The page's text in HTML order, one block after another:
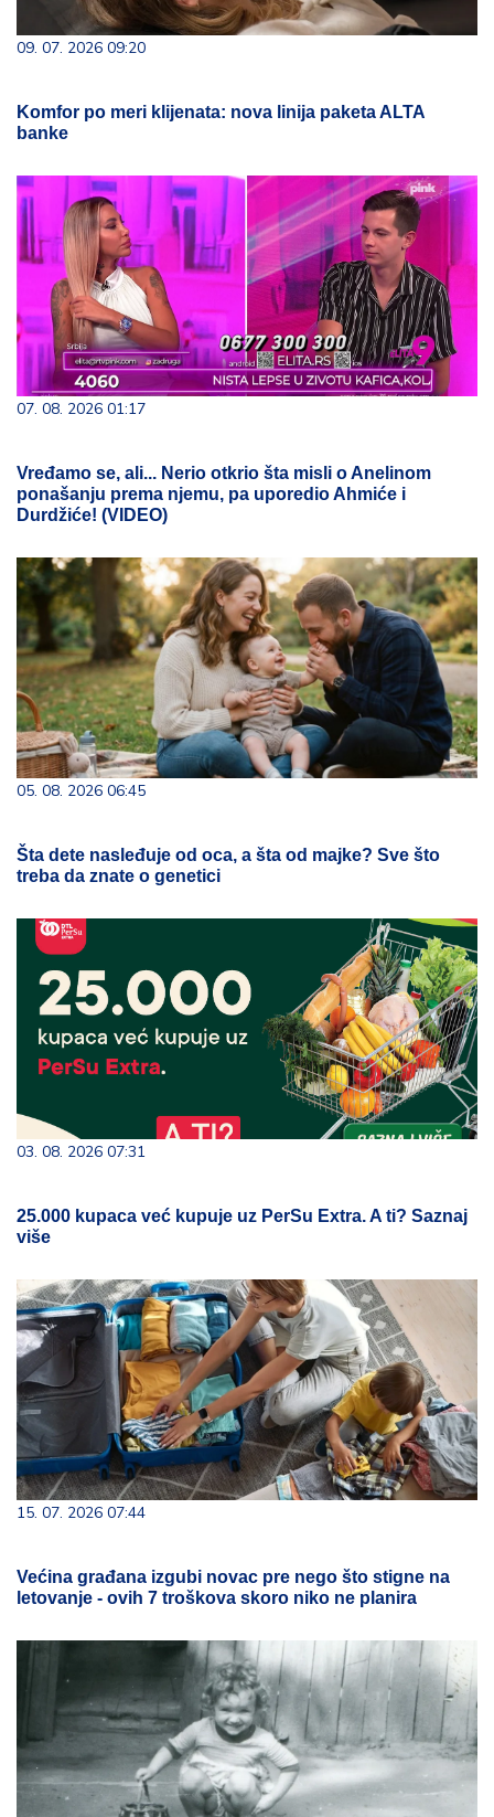
09. 07. 2026 09:20
Komfor po meri klijenata: nova linija paketa ALTA
banke
07. 08. 2026 01:17
Vređamo se, ali... Nerio otkrio šta misli o Anelinom
ponašanju prema njemu, pa uporedio Ahmiće i
Durdžiće! (VIDEO)
05. 08. 2026 06:45
Šta dete nasleđuje od oca, a šta od majke? Sve što
treba da znate o genetici
03. 08. 2026 07:31
25.000 kupaca već kupuje uz PerSu Extra. A ti? Saznaj
više
15. 07. 2026 07:44
Većina građana izgubi novac pre nego što stigne na
letovanje - ovih 7 troškova skoro niko ne planira